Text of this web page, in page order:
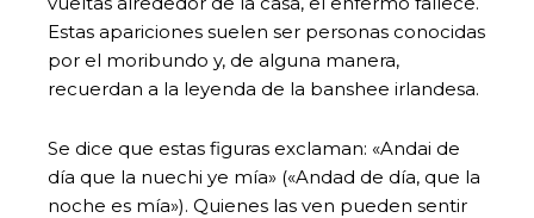
Estas apariciones suelen ser personas conocidas
por el moribundo y, de alguna manera,
recuerdan a la leyenda de la banshee irlandesa.
Se dice que estas figuras exclaman: «Andai de
día que la nuechi ye mía» («Andad de día, que la
noche es mía»). Quienes las ven pueden sentir